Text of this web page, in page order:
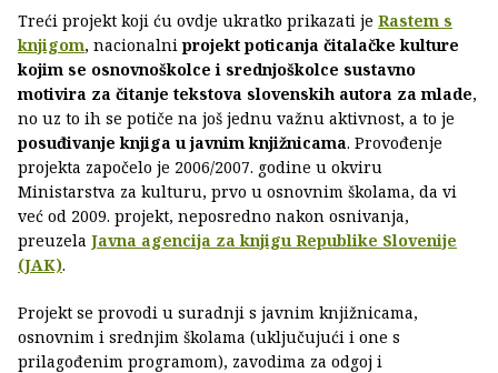
Treći projekt koji ću ovdje ukratko prikazati je Rastem s
knjigom, nacionalni projekt poticanja čitalačke kulture
kojim se osnovnoškolce i srednjoškolce sustavno
motivira za čitanje tekstova slovenskih autora za mlade,
no uz to ih se potiče na još jednu važnu aktivnost, a to je
posuđivanje knjiga u javnim knjižnicama. Provođenje
projekta započelo je 2006/2007. godine u okviru
Ministarstva za kulturu, prvo u osnovnim školama, da vi
već od 2009. projekt, neposredno nakon osnivanja,
preuzela Javna agencija za knjigu Republike Slovenije
(JAK).
Projekt se provodi u suradnji s javnim knjižnicama,
osnovnim i srednjim školama (uključujući i one s
prilagođenim programom), zavodima za odgoj i